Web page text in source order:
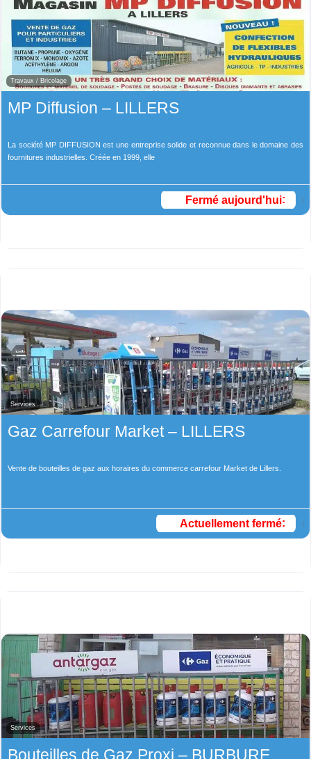
Travaux / Bricolage
MP Diffusion – LILLERS
La société MP DIFFUSION est une entreprise solide et reconnue dans le domaine des
fournitures industrielles. Créée en 1999, elle
Fermé aujourd'hui:
Services
Gaz Carrefour Market – LILLERS
Vente de bouteilles de gaz aux horaires du commerce carrefour Market de Lillers.
Actuellement fermé:
Services
Bouteilles de Gaz Proxi – BURBURE